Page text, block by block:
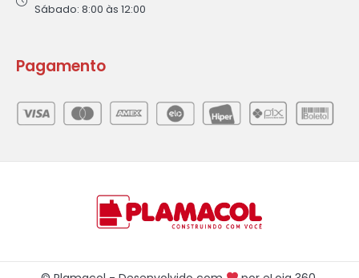
Sábado: 8:00 às 12:00
Pagamento